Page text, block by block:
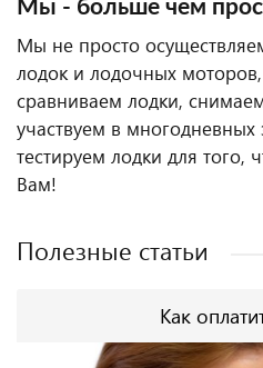
Мы - больше чем
Мы не просто
лодок и лодочных
сравниваем лодки,
участвуем в
тестируем лодки для
Вам!
Полезные статьи
Как